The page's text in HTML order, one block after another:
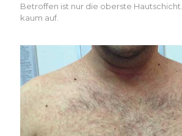
Betroffen ist nur die oberste
kaum auf.